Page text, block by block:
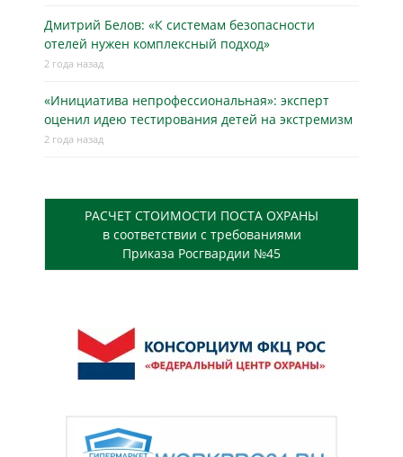
Дмитрий Белов: «К системам безопасности
отелей нужен комплексный подход»
2 года назад
«Инициатива непрофессиональная»: эксперт
оценил идею тестирования детей на экстремизм
2 года назад
РАСЧЕТ СТОИМОСТИ ПОСТА ОХРАНЫ
в соответствии с требованиями
Приказа Росгвардии №45